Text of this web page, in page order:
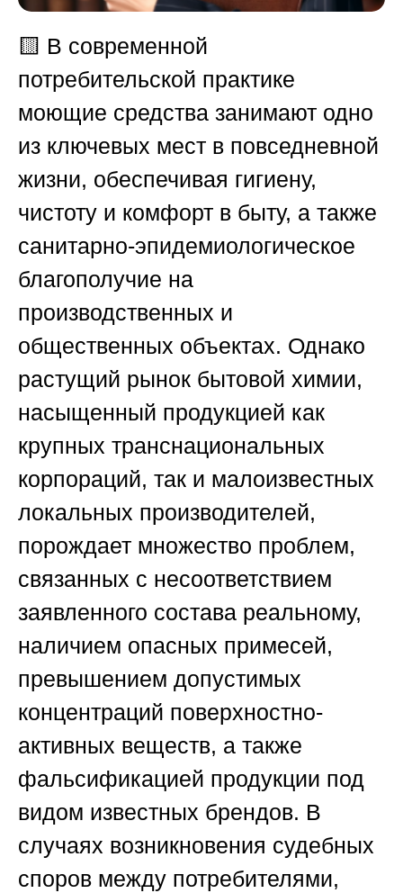
🟨 В современной
потребительской практике
моющие средства занимают одно
из ключевых мест в повседневной
жизни, обеспечивая гигиену,
чистоту и комфорт в быту, а также
санитарно-эпидемиологическое
благополучие на
производственных и
общественных объектах. Однако
растущий рынок бытовой химии,
насыщенный продукцией как
крупных транснациональных
корпораций, так и малоизвестных
локальных производителей,
порождает множество проблем,
связанных с несоответствием
заявленного состава реальному,
наличием опасных примесей,
превышением допустимых
концентраций поверхностно-
активных веществ, а также
фальсификацией продукции под
видом известных брендов. В
случаях возникновения судебных
споров между потребителями,